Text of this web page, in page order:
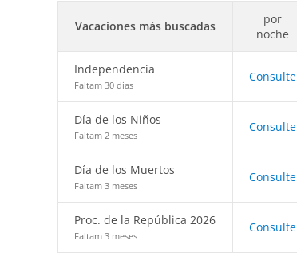
Vacaciones más buscadas
por
noche
Independencia
Faltam 30 dias
Consulte
Día de los Niños
Faltam 2 meses
Consulte
Día de los Muertos
Faltam 3 meses
Consulte
Proc. de la República 2026
Faltam 3 meses
Consulte